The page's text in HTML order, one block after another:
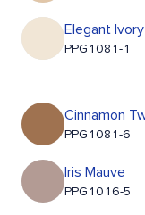
Elegant Ivory
PPG1081-1
Cinnamon
PPG1081-6
Iris Mauve
PPG1016-5